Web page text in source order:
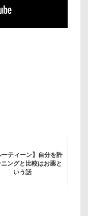
ーティーン】自分を許
ングと比較はお薬と
いう話